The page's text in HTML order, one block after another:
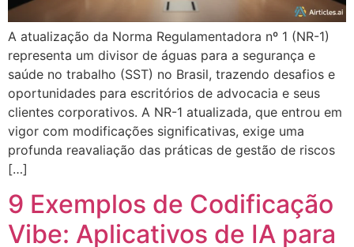
A atualização da Norma Regulamentadora nº 1 (NR-1)
representa um divisor de águas para a segurança e
saúde no trabalho (SST) no Brasil, trazendo desafios e
oportunidades para escritórios de advocacia e seus
clientes corporativos. A NR-1 atualizada, que entrou em
vigor com modificações significativas, exige uma
profunda reavaliação das práticas de gestão de riscos
[…]
9 Exemplos de Codificação
Vibe: Aplicativos de IA para